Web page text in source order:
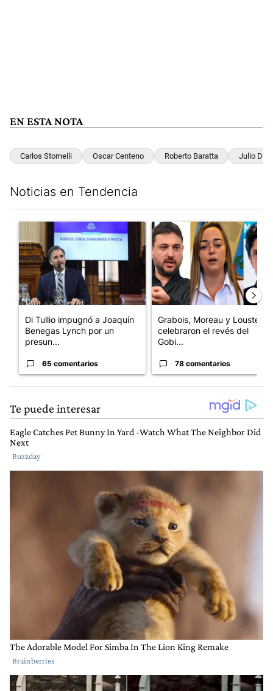
EN ESTA NOTA
Carlos Stornelli Oscar Centeno Roberto Baratta Julio De
Noticias en Tendencia
Un artículo de tendencia con el título "Di Tullio impugnó a
Di Tullio impugnó a Joaquín
Benegas Lynch por un
presun...
65 comentarios
Un artículo de tendencia con
Grabois, Moreau y Lousteau
celebraron el revés del
Gobi...
78 comentarios